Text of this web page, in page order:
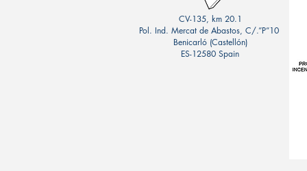
CV-135, km 20.1
Pol. Ind. Mercat de Abastos, C/.”P”10
Benicarló (Castellón)
ES-12580 Spain